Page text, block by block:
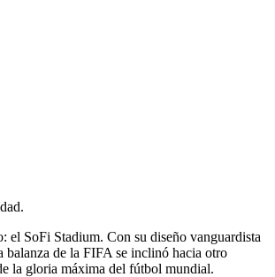
el SoFi Stadium. Con su diseño vanguardista
balanza de la FIFA se inclinó hacia otro
la gloria máxima del fútbol mundial.